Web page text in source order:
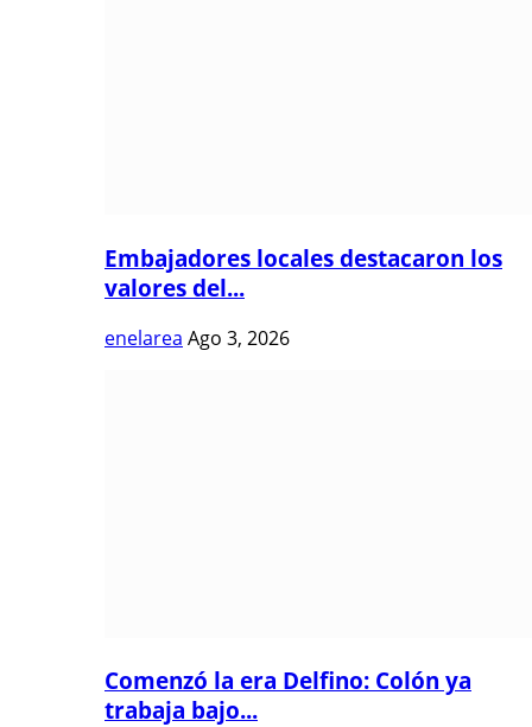
Embajadores locales destacaron los
valores del...
enelarea Ago 3, 2026
Comenzó la era Delfino: Colón ya
trabaja bajo...